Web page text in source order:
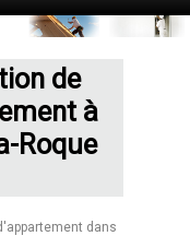
de
à
Roque
dans